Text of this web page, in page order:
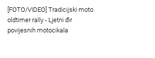
[FOTO/VIDEO] Tradicijski moto
oldtimer rally - Ljetni đir
povijesnih motocikala